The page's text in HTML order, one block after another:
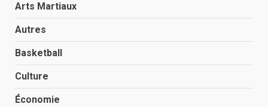
Arts Martiaux
Autres
Basketball
Culture
Économie